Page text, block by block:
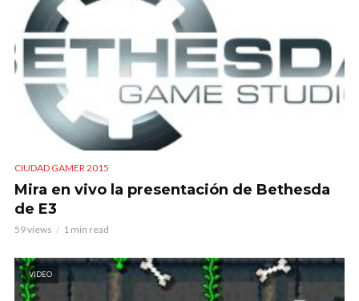
CIUDAD GAMER 2015
Mira en vivo la presentación de Bethesda
de E3
59 views 1 min read
VIDEO